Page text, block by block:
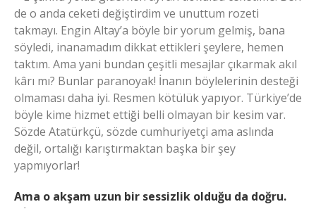
de o anda ceketi değiştirdim ve unuttum rozeti
takmayı. Engin Altay’a böyle bir yorum gelmiş, bana
söyledi, inanamadım dikkat ettikleri şeylere, hemen
taktım. Ama yani bundan çeşitli mesajlar çıkarmak akıl
kârı mı? Bunlar paranoyak! İnanın böylelerinin desteği
olmaması daha iyi. Resmen kötülük yapıyor. Türkiye’de
böyle kime hizmet ettiği belli olmayan bir kesim var.
Sözde Atatürkçü, sözde cumhuriyetçi ama aslında
değil, ortalığı karıştırmaktan başka bir şey
yapmıyorlar!
Ama o akşam uzun bir sessizlik olduğu da doğru.